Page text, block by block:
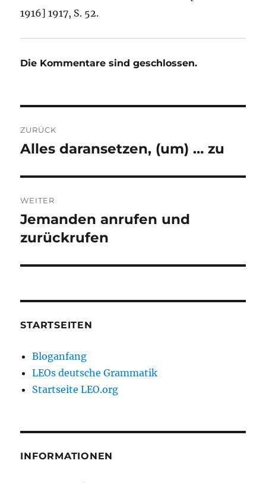
1916] 1917, S. 52.
Die Kommentare sind geschlossen.
ZURÜCK
Vorheriger
Alles daransetzen, (um) … zu
WEITER
Nächster
Beitrag:
Jemanden anrufen und
zurückrufen
STARTSEITEN
Bloganfang
LEOs deutsche Grammatik
Startseite LEO.org
INFORMATIONEN